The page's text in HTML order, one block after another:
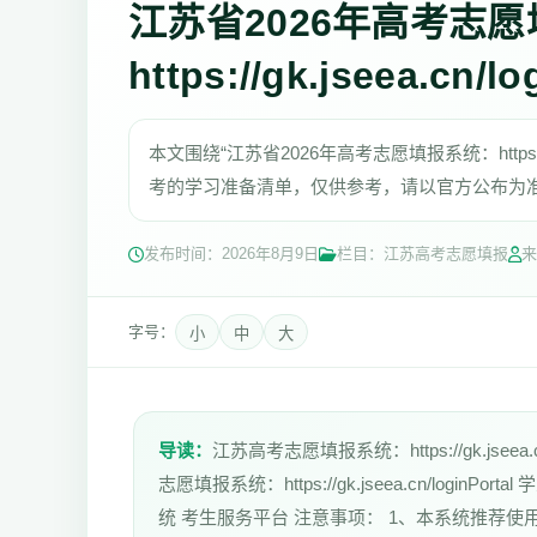
江苏省2026年高考志
https://gk.jseea.cn/
本文围绕“江苏省2026年高考志愿填报系统：
考的学习准备清单，仅供参考，请以官方公布为
发布时间： 2026年8月9日 栏目：江苏高考志愿填报
字号： 小 中 大
导读： 江苏高考志愿填报系统：https://
志愿填报系统：https://gk.jseea.cn/loginPortal
统 考生服务平台 注意事项： 1、本系统推荐使